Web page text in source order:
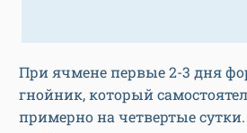
При ячмене первые 2-3 дня
гнойник, который
примерно на четвертые